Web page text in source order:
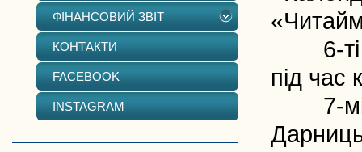
ФІНАНСОВИЙ ЗВІТ
КОНТАКТИ
FACEBOOK
INSTAGRAM
6-ті
під час
7-мі